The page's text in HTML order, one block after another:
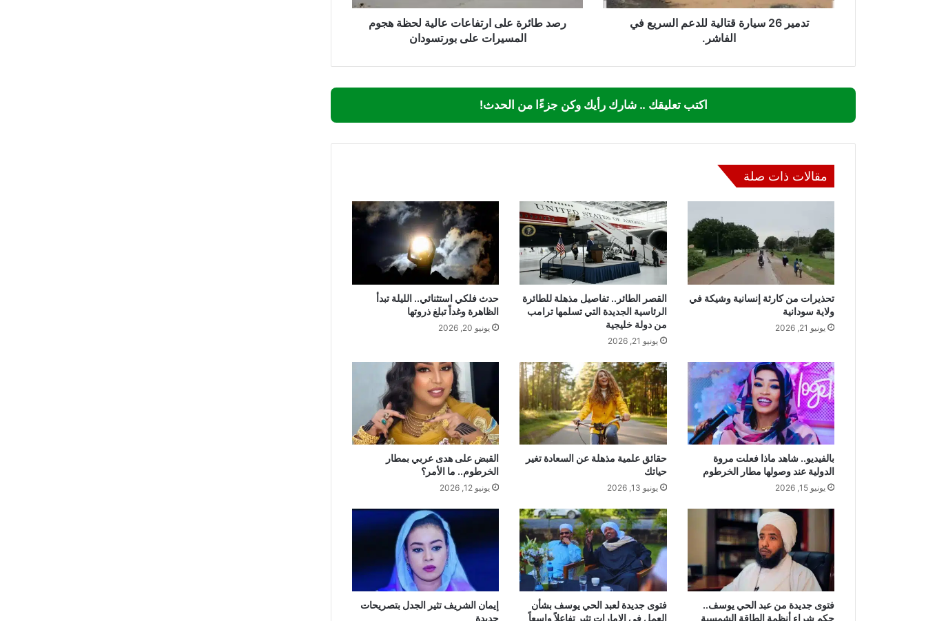
تدمير 26 سيارة قتالية للدعم السريع في
الفاشر.
على
بورتسودان
رصد طائرة على ارتفاعات عالية لحظة هجوم
المسيرات على بورتسودان
اكتب تعليقك .. شارك رأيك وكن جزءًا من الحدث!
مقالات ذات صلة
تحذيرات من كارثة إنسانية وشيكة في
ولاية سودانية
يونيو 21, 2026
القصر الطائر.. تفاصيل مذهلة للطائرة
الرئاسية الجديدة التي تسلمها ترامب
من دولة خليجية
يونيو 21, 2026
حدث فلكي استثنائي.. الليلة تبدأ
الظاهرة وغداً تبلغ ذروتها
يونيو 20, 2026
بالفيديو.. شاهد ماذا فعلت مروة
الدولية عند وصولها مطار الخرطوم
يونيو 15, 2026
حقائق علمية مذهلة عن السعادة تغير
حياتك
يونيو 13, 2026
القبض على هدى عربي بمطار
الخرطوم.. ما الأمر؟
يونيو 12, 2026
فتوى جديدة من عبد الحي يوسف..
حكم شراء أنظمة الطاقة الشمسية
فتوى جديدة لعبد الحي يوسف بشأن
العمل في الإمارات تثير تفاعلاً واسعاً
إيمان الشريف تثير الجدل بتصريحات
جديدة